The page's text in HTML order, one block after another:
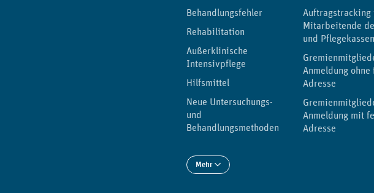
Behandlungsfehler
Rehabilitation
Außerklinische
Intensivpflege
Hilfsmittel
Neue Untersuchungs-
und
Behandlungsmethoden
Mehr
Auftragstracking
Mitarbeitende
und Pflegekassen
Anmeldung ohne
Adresse
Anmeldung mit
Adresse